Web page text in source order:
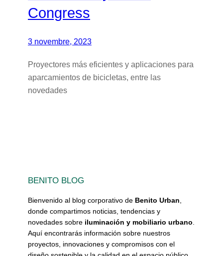
Congress
3 novembre, 2023
Proyectores más eficientes y aplicaciones para
aparcamientos de bicicletas, entre las
novedades
BENITO BLOG
Bienvenido al blog corporativo de Benito Urban
donde compartimos noticias, tendencias y
novedades sobre iluminación y mobiliario urbano
Aquí encontrarás información sobre nuestros
proyectos, innovaciones y compromisos con el